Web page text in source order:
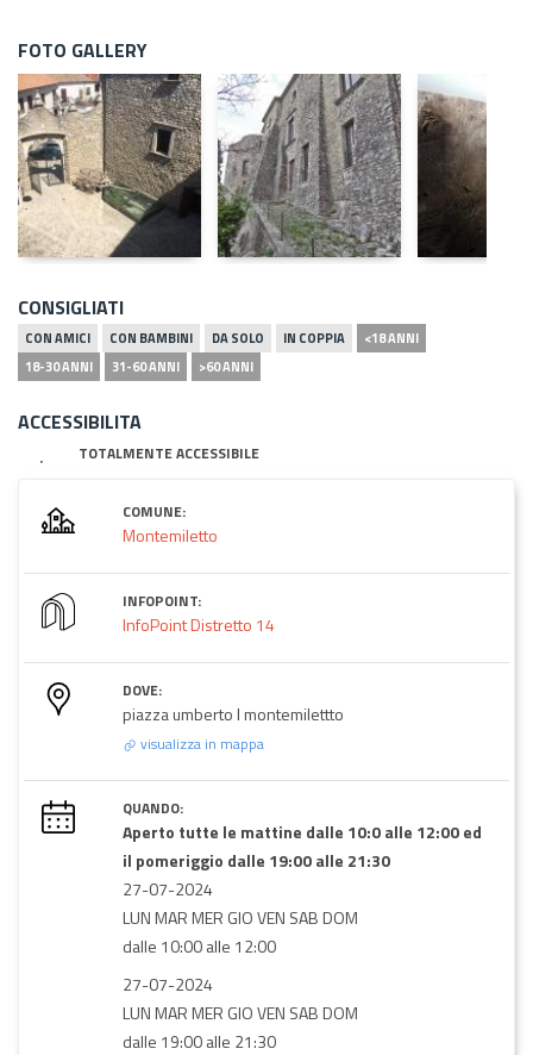
FOTO GALLERY
CONSIGLIATI
CON AMICI CON BAMBINI DA SOLO IN COPPIA
<18 ANNI
18-30 ANNI
31-60 ANNI >60 ANNI
ACCESSIBILITA
TOTALMENTE ACCESSIBILE
COMUNE:
Montemiletto
INFOPOINT:
InfoPoint Distretto 14
DOVE:
piazza umberto I montemilettto
visualizza in mappa
QUANDO:
Aperto tutte le mattine dalle 10:0 alle 12:00 ed
il pomeriggio dalle 19:00 alle 21:30
27-07-2024
LUN MAR MER GIO VEN SAB DOM
dalle 10:00 alle 12:00
27-07-2024
LUN MAR MER GIO VEN SAB DOM
dalle 19:00 alle 21:30